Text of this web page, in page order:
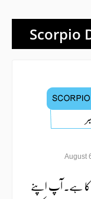
Scorpio
August
ہے۔ آپ اپنے